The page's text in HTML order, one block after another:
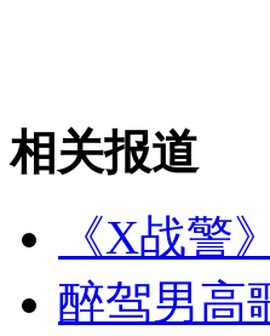
相关报道
《X战警
醉驾男高